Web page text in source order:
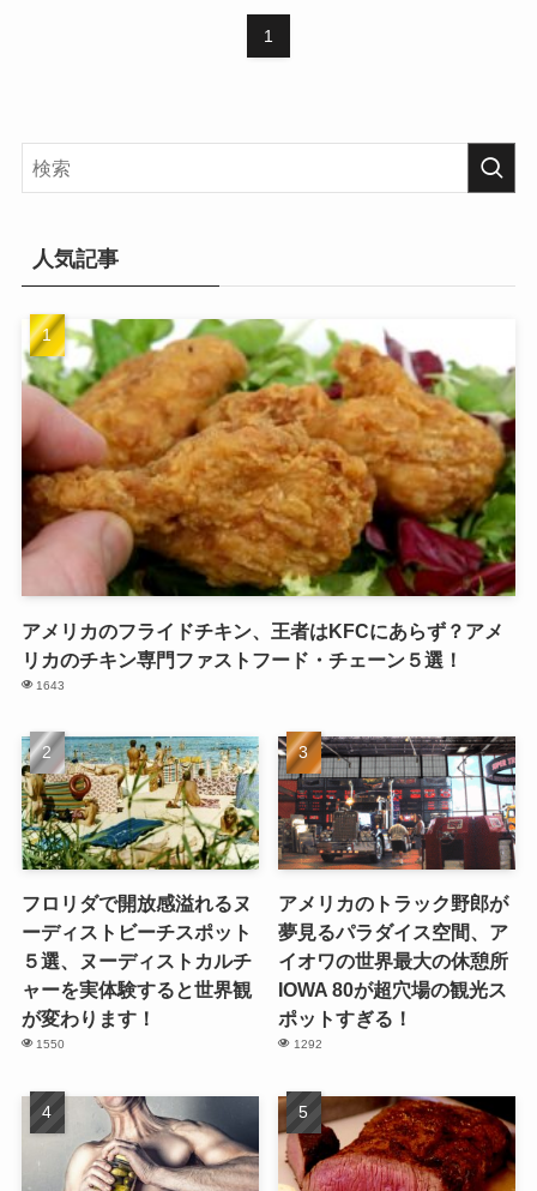
1
人気記事
アメリカのフライドチキン、王者はKFCにあらず？アメ
リカのチキン専門ファストフード・チェーン５選！
1643
フロリダで開放感溢れるヌ
ーディストビーチスポット
５選、ヌーディストカルチ
ャーを実体験すると世界観
が変わります！
1550
アメリカのトラック野郎が
夢見るパラダイス空間、ア
イオワの世界最大の休憩所
IOWA 80が超穴場の観光ス
ポットすぎる！
1292